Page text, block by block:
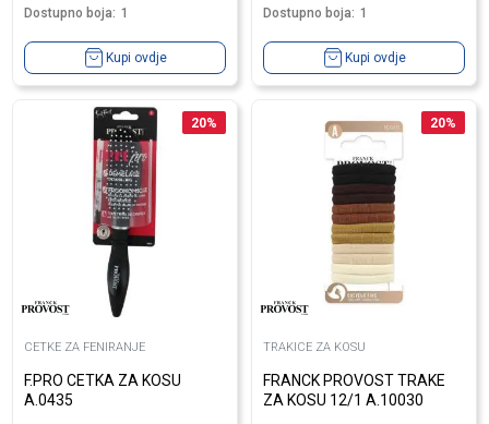
Dostupno boja: 1
Kupi ovdje
Dostupno boja: 1
Kupi ovdje
20%
CETKE ZA FENIRANJE
F.PRO CETKA ZA KOSU
A.0435
20%
TRAKICE ZA KOSU
FRANCK PROVOST TRAKE
ZA KOSU 12/1 A.10030